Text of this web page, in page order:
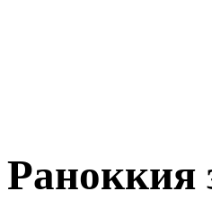
Раноккия